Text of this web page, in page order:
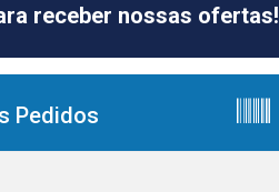
receber nossas ofertas!
Pedidos